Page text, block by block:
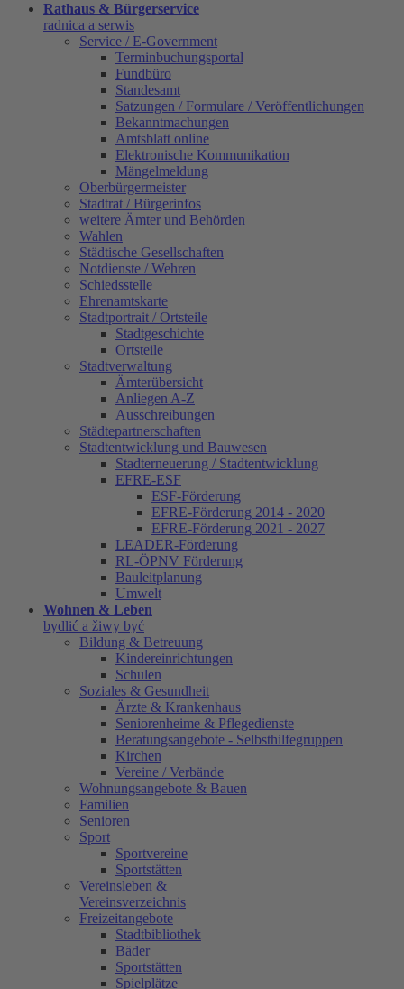
Rathaus & Bürgerservice
radnica a serwis
Service / E-Government
Terminbuchungsportal
Fundbüro
Standesamt
Satzungen / Formulare / Veröffentlichungen
Bekanntmachungen
Amtsblatt online
Elektronische Kommunikation
Mängelmeldung
Oberbürgermeister
Stadtrat / Bürgerinfos
weitere Ämter und Behörden
Wahlen
Städtische Gesellschaften
Notdienste / Wehren
Schiedsstelle
Ehrenamtskarte
Stadtportrait / Ortsteile
Stadtgeschichte
Ortsteile
Stadtverwaltung
Ämterübersicht
Anliegen A-Z
Ausschreibungen
Städtepartnerschaften
Stadtentwicklung und Bauwesen
Stadterneuerung / Stadtentwicklung
EFRE-ESF
ESF-Förderung
EFRE-Förderung 2014 - 2020
EFRE-Förderung 2021 - 2027
LEADER-Förderung
RL-ÖPNV Förderung
Bauleitplanung
Umwelt
Wohnen & Leben
bydlić a žiwy być
Bildung & Betreuung
Kindereinrichtungen
Schulen
Soziales & Gesundheit
Ärzte & Krankenhaus
Seniorenheime & Pflegedienste
Beratungsangebote - Selbsthilfegruppen
Kirchen
Vereine / Verbände
Wohnungsangebote & Bauen
Familien
Senioren
Sport
Sportvereine
Sportstätten
Vereinsleben &
Vereinsverzeichnis
Freizeitangebote
Stadtbibliothek
Bäder
Sportstätten
Spielplätze